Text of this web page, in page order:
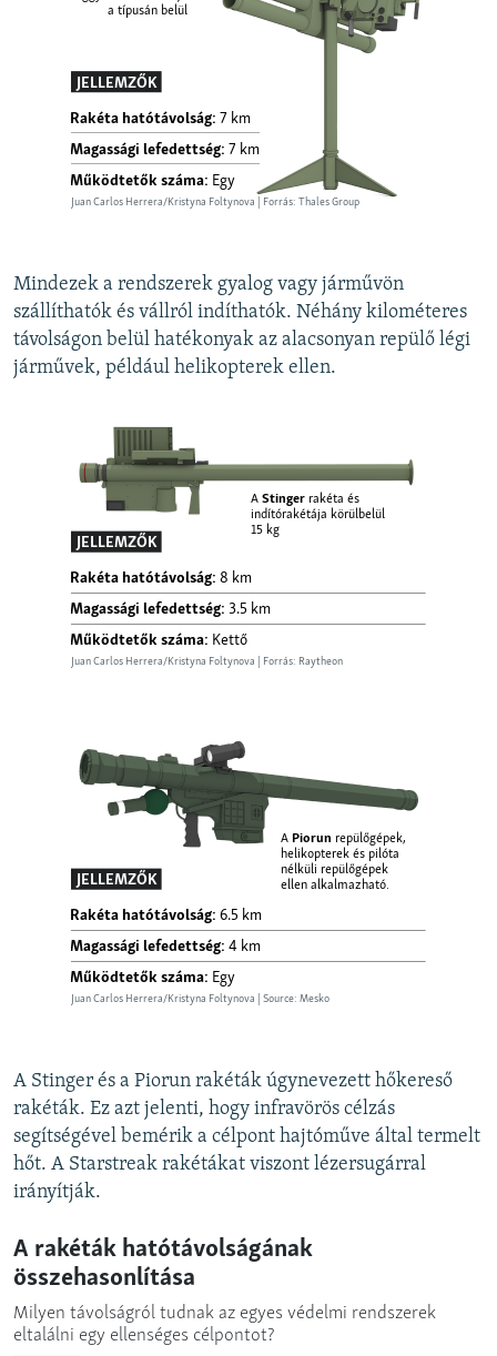
Mindezek a rendszerek gyalog vagy járművön
szállíthatók és vállról indíthatók. Néhány kilométeres
távolságon belül hatékonyak az alacsonyan repülő légi
járművek, például helikopterek ellen.
A Stinger és a Piorun rakéták úgynevezett hőkereső
rakéták. Ez azt jelenti, hogy infravörös célzás
segítségével bemérik a célpont hajtóműve által termelt
hőt. A Starstreak rakétákat viszont lézersugárral
irányítják.